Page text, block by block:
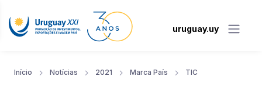
uruguay.uy
Início Notícias 2021 Marca País TIC